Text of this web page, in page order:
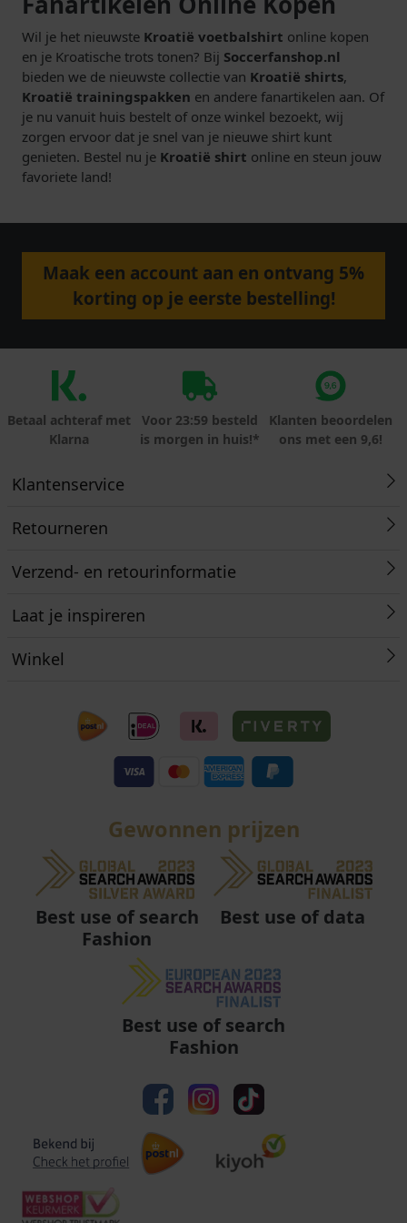
Wil je het nieuwste Kroatië voetbalshirt online kopen
en je Kroatische trots tonen? Bij Soccerfanshop.nl
bieden we de nieuwste collectie van Kroatië shirts,
Kroatië trainingspakken en andere fanartikelen aan. Of
je nu vanuit huis bestelt of onze winkel bezoekt, wij
zorgen ervoor dat je snel van je nieuwe shirt kunt
genieten. Bestel nu je Kroatië shirt online en steun jouw
favoriete land!
Maak een account aan en ontvang 5%
korting op je eerste bestelling!
Betaal achteraf met
Klarna
Voor 23:59 besteld
is morgen in huis!*
Klanten beoordelen
ons met een 9,6!
Klantenservice
Retourneren
Verzend- en retourinformatie
Laat je inspireren
Winkel
Gewonnen prijzen
Best use of search
Fashion
Best use of data
Best use of search
Fashion